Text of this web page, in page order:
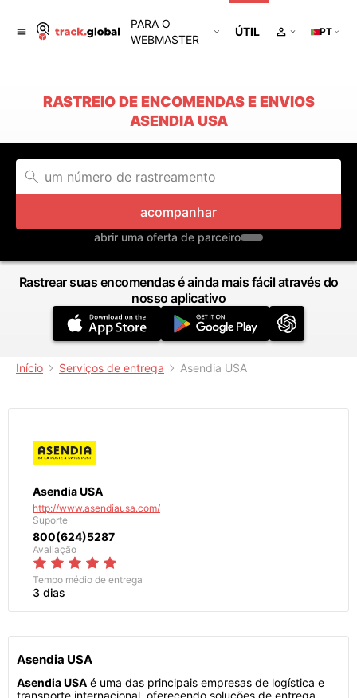
PARA O
WEBMASTER
ÚTIL PT
RASTREIO DE ENCOMENDAS E ENVIOS
ASENDIA USA
acompanhar
abrir uma oferta de parceiro
Rastrear suas encomendas é ainda mais fácil através do
nosso aplicativo
Início Serviços de entrega Asendia USA
Asendia USA
http://www.asendiausa.com/
Suporte
800(624)5287
Avaliação
Tempo médio de entrega
3 dias
Asendia USA
Asendia USA é uma das principais empresas de logística e
transporte internacional, oferecendo soluções de entrega